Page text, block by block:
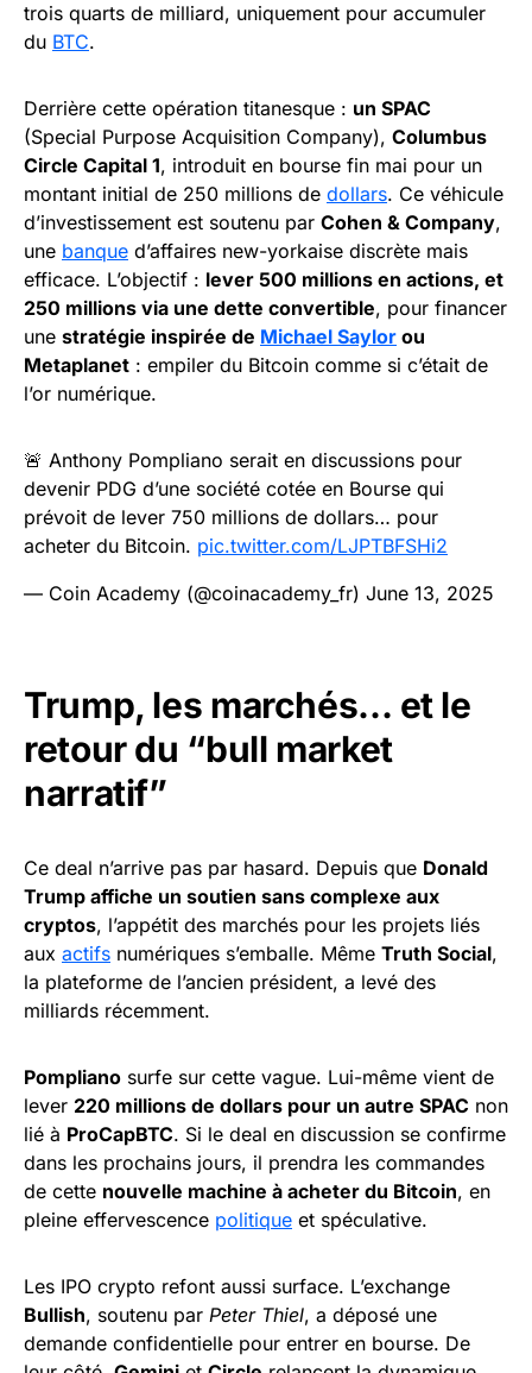
trois quarts de milliard, uniquement pour accumuler
du BTC.
Derrière cette opération titanesque : un SPAC
(Special Purpose Acquisition Company), Columbus
Circle Capital 1, introduit en bourse fin mai pour un
montant initial de 250 millions de dollars. Ce véhicule
d’investissement est soutenu par Cohen & Company,
une banque d’affaires new-yorkaise discrète mais
efficace. L’objectif : lever 500 millions en actions, et
250 millions via une dette convertible, pour financer
une stratégie inspirée de Michael Saylor ou
Metaplanet : empiler du Bitcoin comme si c’était de
l’or numérique.
🚨 Anthony Pompliano serait en discussions pour
devenir PDG d’une société cotée en Bourse qui
prévoit de lever 750 millions de dollars… pour
acheter du Bitcoin. pic.twitter.com/LJPTBFSHi2
— Coin Academy (@coinacademy_fr) June 13, 2025
Trump, les marchés… et le
retour du “bull market
narratif”
Ce deal n’arrive pas par hasard. Depuis que Donald
Trump affiche un soutien sans complexe aux
cryptos, l’appétit des marchés pour les projets liés
aux actifs numériques s’emballe. Même Truth Social,
la plateforme de l’ancien président, a levé des
milliards récemment.
Pompliano surfe sur cette vague. Lui-même vient de
lever 220 millions de dollars pour un autre SPAC non
lié à ProCapBTC. Si le deal en discussion se confirme
dans les prochains jours, il prendra les commandes
de cette nouvelle machine à acheter du Bitcoin, en
pleine effervescence politique et spéculative.
Les IPO crypto refont aussi surface. L’exchange
Bullish, soutenu par Peter Thiel, a déposé une
demande confidentielle pour entrer en bourse. De